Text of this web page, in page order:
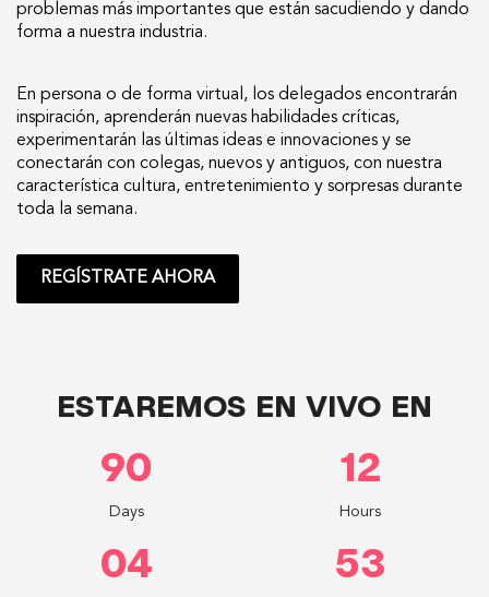
problemas más importantes que están sacudiendo y dando
forma a nuestra industria.
En persona o de forma virtual, los delegados encontrarán
inspiración, aprenderán nuevas habilidades críticas,
experimentarán las últimas ideas e innovaciones y se
conectarán con colegas, nuevos y antiguos, con nuestra
característica cultura, entretenimiento y sorpresas durante
toda la semana.
REGÍSTRATE AHORA
ESTAREMOS EN VIVO EN
90
Days
12
Hours
04 50